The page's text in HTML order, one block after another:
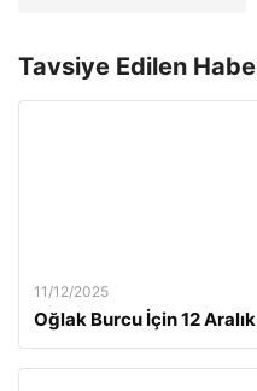
Tavsiye Edilen
11/12/2025
Oğlak Burcu İçin 12